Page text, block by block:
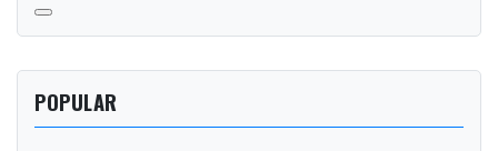
POPULAR